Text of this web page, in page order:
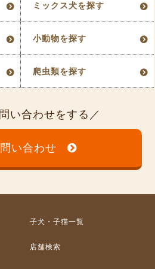
ミックス犬を探す
小動物を探す
爬虫類を探す
い合わせをする
い合わせ
子犬・子猫一覧
店舗検索